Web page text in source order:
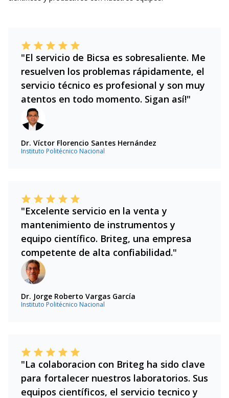
"El servicio de Bicsa es sobresaliente. Me
resuelven los problemas rápidamente, el
servicio técnico es profesional y son muy
atentos en todo momento. Sigan así!"
Dr. Víctor Florencio Santes Hernández
Instituto Politécnico Nacional
"Excelente servicio en la venta y
mantenimiento de instrumentos y
equipo científico. Briteg, una empresa
competente de alta confiabilidad."
Dr. Jorge Roberto Vargas García
Instituto Politécnico Nacional
"La colaboracion con Briteg ha sido clave
para fortalecer nuestros laboratorios. Sus
equipos científicos, el servicio tecnico y